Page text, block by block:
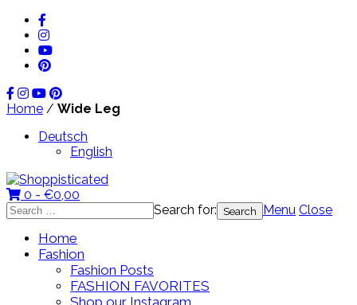
Home / Wide Leg
Deutsch
English
0 - €0,00
Search for:
Menu Close
Home
Fashion
Fashion Posts
FASHION FAVORITES
Shop our Instagram